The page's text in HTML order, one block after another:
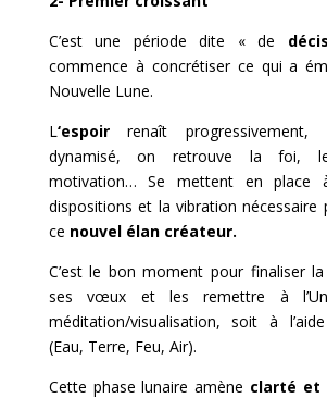
C’est une période dite « de
commence à concrétiser ce qui a
Nouvelle Lune.
L‘espoirrenaît
dynamisé, on retrouve la foi,
motivation… Se mettent en place
dispositions et la vibration nécessaire
ce nouvel élan créateur.
C’est le bon moment pour finaliser
ses vœux et les remettre à
méditation/visualisation, soit à
(Eau, Terre, Feu, Air).
Cette phase lunaire amène clarté et